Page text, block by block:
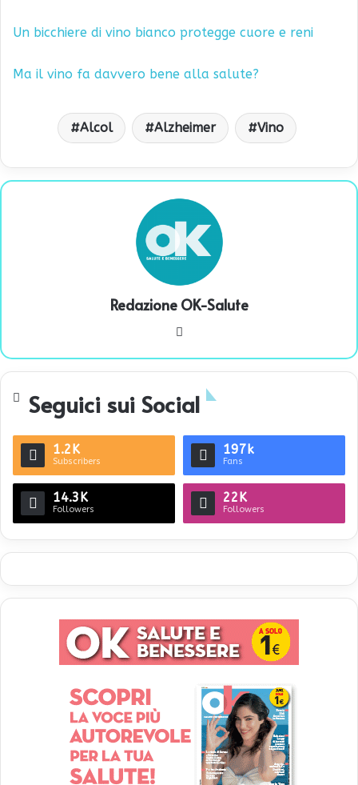
Un bicchiere di vino bianco protegge cuore e reni
Ma il vino fa davvero bene alla salute?
Alcol Alzheimer Vino
Redazione OK-Salute
te
Seguici sui Social
1.2K
Subscribers
197k
Fans
14.3K
Followers
22K
Followers